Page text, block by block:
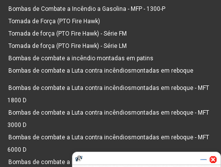
Bombas de Combate a Incêndio a Gasolina - MFP - 1300-P
Tomada de Força (PTO Fire Hawk)
Tomada de força (PTO Fire Hawk) - Série FM
Tomada de força (PTO Fire Hawk) - Série LM
Bombas de combate a incêndio montadas em patins
Bombas de combate a Luta contra incêndiosmontadas em reboque
Bombas de combate a Luta contra incêndiosmontadas em reboque - MFT
1800 D
Bombas de combate a Luta contra incêndiosmontadas em reboque - MFT
3000 D
Bombas de combate a Luta contra incêndiosmontadas em reboque - MFT
6000 D
Bombas de combate a Luta contra incêndiosmontadas em reboque - MFT